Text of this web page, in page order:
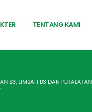
TENTANG KAMI
B3, LIMBAH B3 DAN